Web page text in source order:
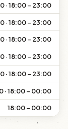
· 18:00 – 23:00
· 18:00 – 23:00
· 18:00 – 23:00
· 18:00 – 23:00
· 18:00 – 23:00
· 18:00 – 00:00
18:00 – 00:00